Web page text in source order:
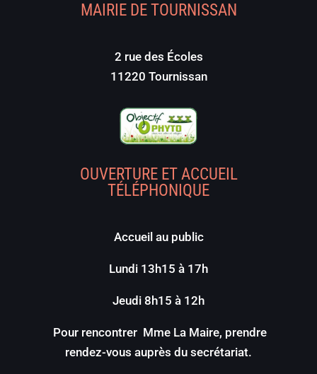
MAIRIE DE TOURNISSAN
2 rue des Écoles
11220 Tournissan
OUVERTURE ET ACCUEIL
TÉLÉPHONIQUE
Accueil au public
Lundi 13h15 à 17h
Jeudi 8h15 à 12h
Pour rencontrer Mme La Maire, prendre
rendez-vous auprès du secrétariat.